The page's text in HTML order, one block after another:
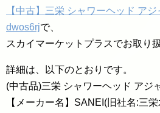
【中古】三栄 シャワーヘッド ア
dwos6rjで、
スカイマーケットプラスでお取り
詳細は、以下のとおりです。
(中古品)三栄 シャワーヘッド アジ
【メーカー名】SANEI(旧社名:三